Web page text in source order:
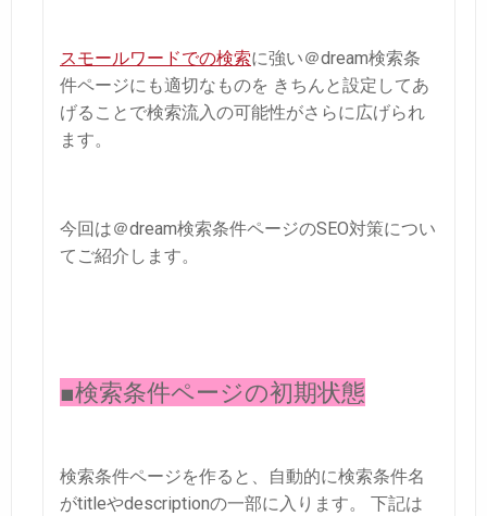
スモールワードでの検索に強い＠dream検索条
件ページにも適切なものを きちんと設定してあ
げることで検索流入の可能性がさらに広げられ
ます。
今回は＠dream検索条件ページのSEO対策につい
てご紹介します。
■検索条件ページの初期状態
検索条件ページを作ると、自動的に検索条件名
がtitleやdescriptionの一部に入ります。
下記は